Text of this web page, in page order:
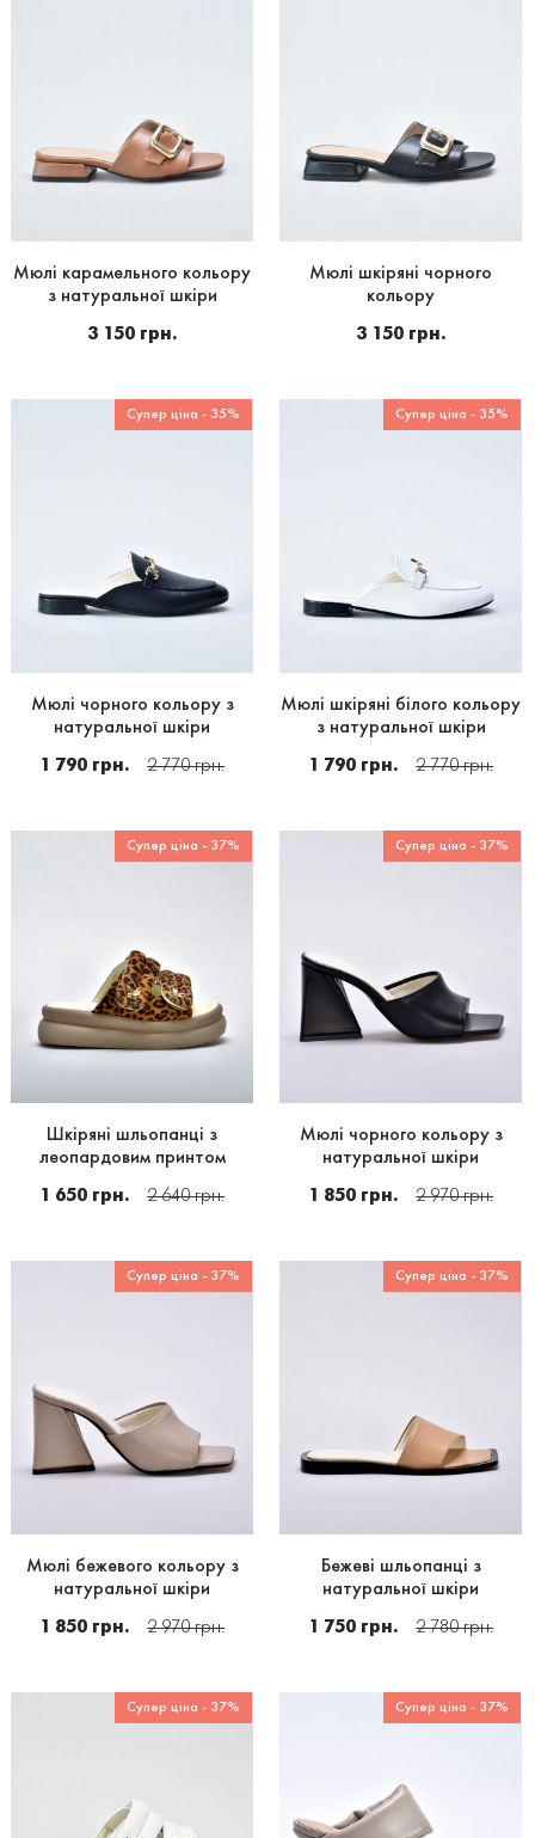
Мюлі карамельного кольору
з натуральної шкіри
3 150 грн.
Мюлі шкіряні чорного
кольору
3 150 грн.
Супер ціна - 35%
Мюлі чорного кольору з
натуральної шкіри
1 790 грн. 2 770 грн.
Супер ціна - 35%
Мюлі шкіряні білого кольору
з натуральної шкіри
1 790 грн. 2 770 грн.
Супер ціна - 37%
Шкіряні шльопанці з
леопардовим принтом
1 650 грн. 2 640 грн.
Супер ціна - 37%
Мюлі чорного кольору з
натуральної шкіри
1 850 грн. 2 970 грн.
Супер ціна - 37%
Мюлі бежевого кольору з
натуральної шкіри
1 850 грн. 2 970 грн.
Супер ціна - 37%
Бежеві шльопанці з
натуральної шкіри
1 750 грн. 2 780 грн.
Супер ціна - 37% Супер ціна - 37%